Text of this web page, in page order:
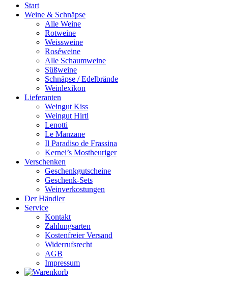
Start
Weine & Schnäpse
Alle Weine
Rotweine
Weissweine
Roséweine
Alle Schaumweine
Süßweine
Schnäpse / Edelbrände
Weinlexikon
Lieferanten
Weingut Kiss
Weingut Hirtl
Lenotti
Le Manzane
Il Paradiso de Frassina
Kernei’s Mostheuriger
Verschenken
Geschenkgutscheine
Geschenk-Sets
Weinverkostungen
Der Händler
Service
Kontakt
Zahlungsarten
Kostenfreier Versand
Widerrufsrecht
AGB
Impressum